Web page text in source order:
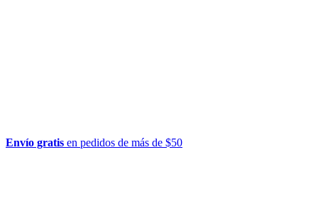
Envío gratis en pedidos de más de $50